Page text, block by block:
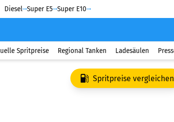
Diesel Super E5 Super E10
Spritpreise Regional Tanken Ladesäulen
Spritpreise vergleichen